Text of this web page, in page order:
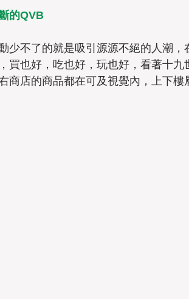
的QVB
少不了的就是吸引源源不絕的人潮
買也好，吃也好，玩也好，看著十
商店的商品都在可及視覺內，上下